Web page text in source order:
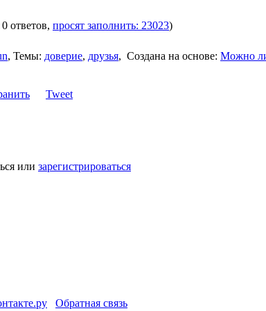
ответов, просят заполнить: 23023)
, Темы: доверие, друзья, Создана на основе: Можно
Tweet
или зарегистрироваться
Обратная связь